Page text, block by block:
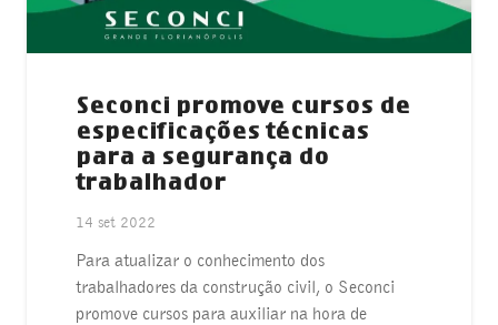
Seconci promove cursos de
especificações técnicas
para a segurança do
trabalhador
14 set 2022
Para atualizar o conhecimento dos
trabalhadores da construção civil, o Seconci
promove cursos para auxiliar na hora de